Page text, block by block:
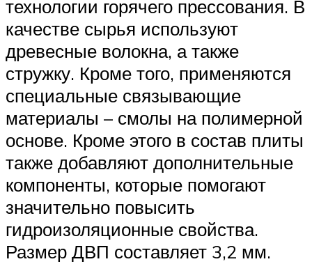
технологии горячего прессования. В
качестве сырья используют
древесные волокна, а также
стружку. Кроме того, применяются
специальные связывающие
материалы – смолы на полимерной
основе. Кроме этого в состав плиты
также добавляют дополнительные
компоненты, которые помогают
значительно повысить
гидроизоляционные свойства.
Размер ДВП составляет 3,2 мм.